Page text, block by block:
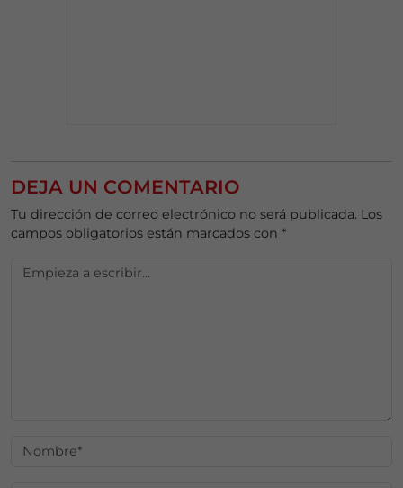
DEJA UN COMENTARIO
Tu dirección de correo electrónico no será publicada. Los
campos obligatorios están marcados con *